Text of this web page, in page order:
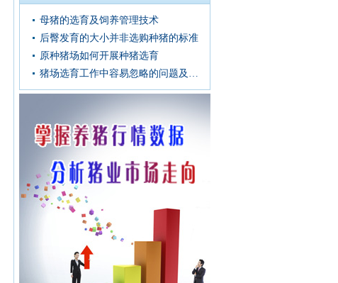
母猪的选育及饲养管理技术
后臀发育的大小并非选购种猪的标准
原种猪场如何开展种猪选育
猪场选育工作中容易忽略的问题及解决办法